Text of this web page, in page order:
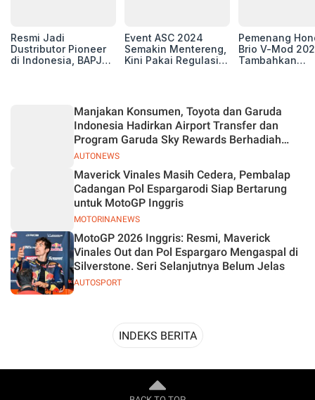
Resmi Jadi
Dustributor Pioneer
di Indonesia, BAPJ
Event ASC 2024
Semakin Mentereng,
Kini Pakai Regulasi
Pemenang
Brio V-Mod
Tambahkan
AUTONEWS
Manjakan Konsumen, Toyota dan Garuda
Indonesia Hadirkan Airport Transfer dan
Program Garuda Sky Rewards Berhadiah
Hybrid EV
MOTORINANEWS
Maverick Vinales Masih Cedera, Pembalap
Cadangan Pol Espargarodi Siap Bertarung
untuk MotoGP Inggris
AUTOSPORT
MotoGP 2026 Inggris: Resmi, Maverick
Vinales Out dan Pol Espargaro Mengaspal di
Silverstone. Seri Selanjutnya Belum Jelas
INDEKS BERITA